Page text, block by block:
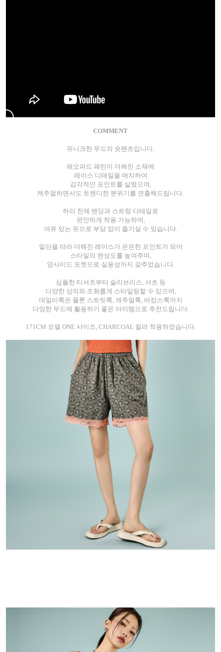
COMMENT
유니크한 무드의 숏팬츠입니다.
레오파드 패턴이 더해진 소재에
레이스 디테일을 매치하여
감각적인 포인트를 살렸으며,
캐주얼하면서도 트렌디한 분위기를 연출해드립니다.
허리 전체 밴딩과 스트링 디테일로
편안하게 착용 가능하며,
여유 있는 핏으로 부담 없이 즐기실 수 있습니다.
밑단을 따라 더해진 레이스가 은은한 포인트가 되어
스타일의 완성도를 높여주며,
양사이드 포켓으로 실용성까지 갖추었습니다.
심플한 티셔츠부터 슬리브리스, 셔츠 등
다양한 상의와 조화롭게 스타일링할 수 있으며,
데일리룩은 물론 스트릿룩, 캐주얼룩, 바캉스룩까지
다양한 무드에 활용하기 좋은 아이템으로 추천드립니다.
171CM 모델 ONE 사이즈, CHARCOAL 컬러 착용하였습니다.